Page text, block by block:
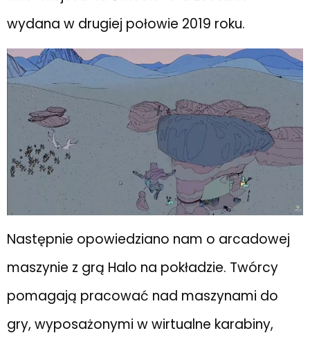
wydana w drugiej połowie 2019 roku.
Następnie opowiedziano nam o arcadowej
maszynie z grą Halo na pokładzie. Twórcy
pomagają pracować nad maszynami do
gry, wyposażonymi w wirtualne karabiny,